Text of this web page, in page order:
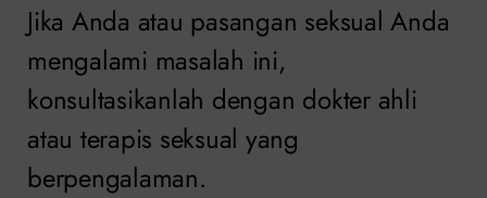
Jika Anda atau pasangan seksual Anda
mengalami masalah ini,
konsultasikanlah dengan dokter ahli
atau terapis seksual yang
berpengalaman.